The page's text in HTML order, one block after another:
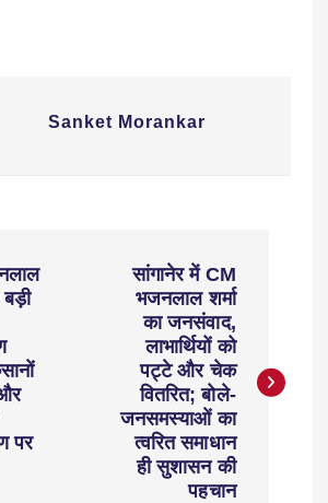
Sanket Morankar
बड़ी
पर
सांगानेर में CM
भजनलाल शर्मा
का जनसंवाद,
लाभार्थियों को
पट्टे और चेक
वितरित; बोले-
जनसमस्याओं का
त्वरित समाधान
ही सुशासन की
पहचान